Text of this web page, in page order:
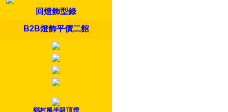
回燈飾型錄
B2B燈飾平價二館
鄉村風半吸頂燈